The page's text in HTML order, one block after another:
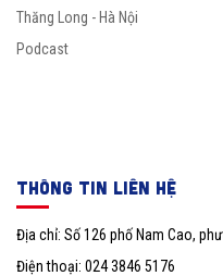
Thăng Long - Hà Nội
Podcast
THÔNG TIN LIÊN HỆ
Địa chỉ: Số 126 phố Nam Cao,
Điện thoại: 024 3846 5176